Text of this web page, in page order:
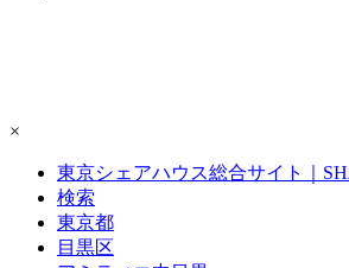
×
東京シェアハウス総合サイト｜
検索
東京都
目黒区